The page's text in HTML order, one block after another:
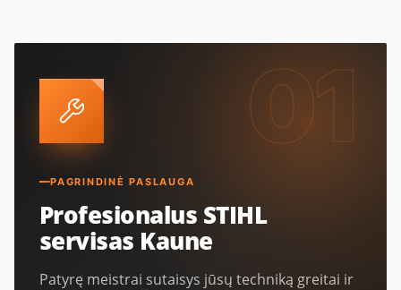
01
PAGRINDINĖ PASLAUGA
Profesionalus STIHL
servisas Kaune
Patyrę meistrai sutaisys jūsų techniką greitai ir